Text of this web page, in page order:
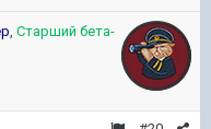
, Старший бета-